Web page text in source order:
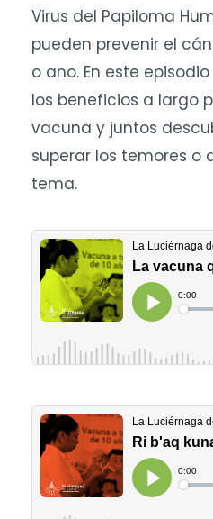
Virus del Papiloma
pueden prevenir el
o ano. En este
los beneficios a largo
vacuna y juntos
superar los temores o
tema.